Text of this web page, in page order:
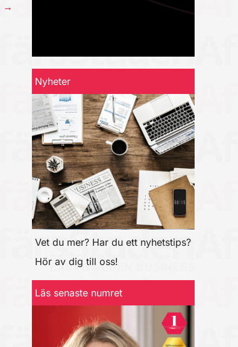
→
Nyheter
Vet du mer? Har du ett nyhetstips?
Hör av dig till oss!
Läs senaste numret